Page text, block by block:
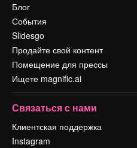
Блог
События
Slidesgo
Продайте свой контент
Помещение для прессы
Ищете magnific.ai
Связаться с нами
Клиентская поддержка
Instagram